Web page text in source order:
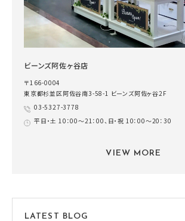
ビーンズ阿佐ヶ谷店
〒166-0004
東京都杉並区阿佐谷南3-58-1 ビーンズ阿佐ヶ谷2F
03-5327-3778
平日・土 10：00～21：00、日・祝 10：00～20：30
VIEW MORE
LATEST BLOG